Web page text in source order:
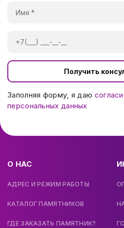
Получить
Заполняя форму, я даю
персональных данных
О НАС
АДРЕС И РЕЖИМ РАБОТЫ
КАТАЛОГ ПАМЯТНИКОВ
ГДЕ ЗАКАЗАТЬ ПАМЯТНИК?